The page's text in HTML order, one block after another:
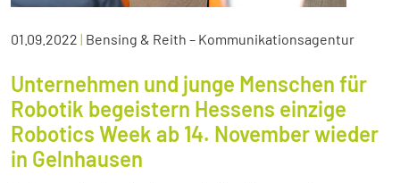
01.09.2022 | Bensing & Reith – Kommunikationsagentur
Unternehmen und junge Menschen für
Robotik begeistern Hessens einzige
Robotics Week ab 14. November wieder
in Gelnhausen